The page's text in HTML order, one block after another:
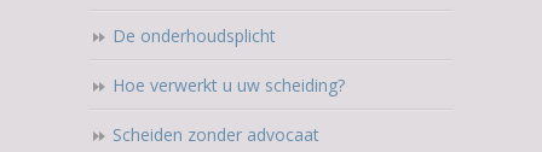
De onderhoudsplicht
Hoe verwerkt u uw scheiding?
Scheiden zonder advocaat